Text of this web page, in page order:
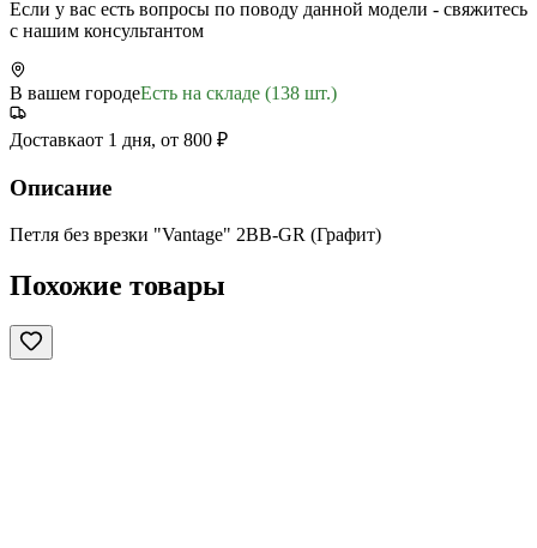
Если у вас есть вопросы по поводу данной модели - свяжитесь
с нашим консультантом
В вашем городеЕсть на складе (138 шт.)
Доставкаот 1 дня, от 800 ₽
Описание
Петля без врезки "Vantage" 2BB-GR (Графит)
Похожие товары